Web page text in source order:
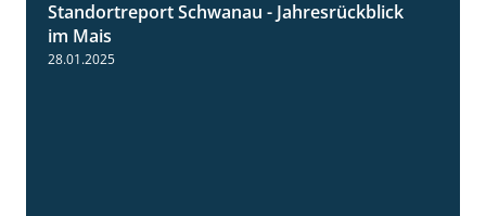
4:25
Standortreport Schwanau - Jahresrückblick
im Mais
28.01.2025